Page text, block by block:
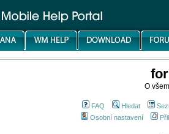
O
FAQ Hledat
Osobní nastavení